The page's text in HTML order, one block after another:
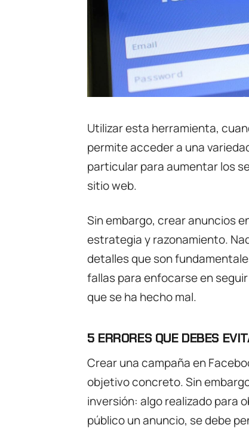
Utilizar esta herramienta,
permite acceder a una
particular para aumentar los
sitio web.
Sin embargo, crear anuncios
estrategia y razonamiento.
detalles que son
fallas para enfocarse en
que se ha hecho mal.
5 ERRORES QUE DEBES
Crear una campaña en
objetivo concreto. Sin
inversión: algo realizado para
público un anuncio, se debe